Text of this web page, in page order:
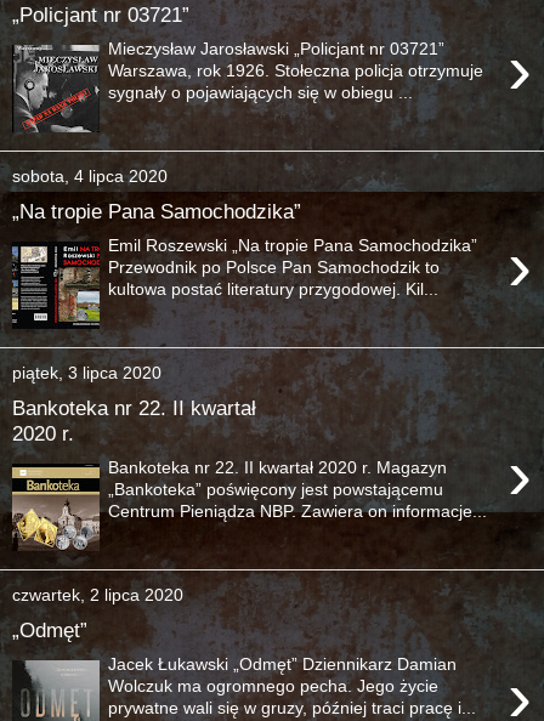
„Policjant nr 03721”
›
Mieczysław Jarosławski „Policjant nr 03721”
Warszawa, rok 1926. Stołeczna policja otrzymuje
sygnały o pojawiających się w obiegu ...
sobota, 4 lipca 2020
„Na tropie Pana Samochodzika”
›
Emil Roszewski „Na tropie Pana Samochodzika”
Przewodnik po Polsce Pan Samochodzik to
kultowa postać literatury przygodowej. Kil...
piątek, 3 lipca 2020
Bankoteka nr 22. II kwartał
2020 r.
›
Bankoteka nr 22. II kwartał 2020 r. Magazyn
„Bankoteka” poświęcony jest powstającemu
Centrum Pieniądza NBP. Zawiera on informacje...
czwartek, 2 lipca 2020
„Odmęt”
›
Jacek Łukawski „Odmęt” Dziennikarz Damian
Wolczuk ma ogromnego pecha. Jego życie
prywatne wali się w gruzy, później traci pracę i...